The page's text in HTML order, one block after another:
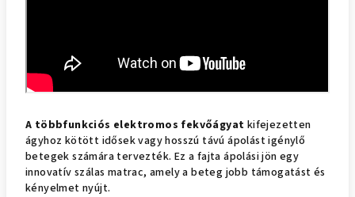
A többfunkciós elektromos fekvőágyat kifejezetten
ágyhoz kötött idősek vagy hosszú távú ápolást igénylő
betegek számára tervezték. Ez a fajta ápolási jön egy
innovatív szálas matrac, amely a beteg jobb támogatást és
kényelmet nyújt.